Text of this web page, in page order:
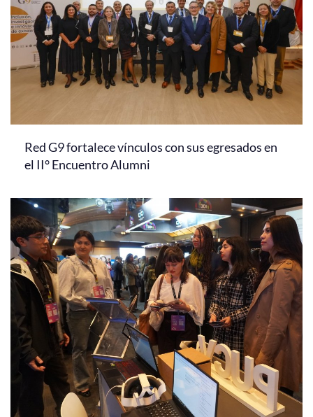
Red G9 fortalece vínculos con sus egresados en
el II° Encuentro Alumni